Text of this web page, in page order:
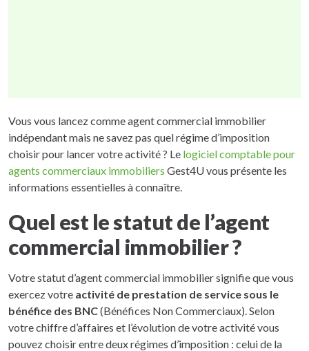
Vous vous lancez comme agent commercial immobilier
indépendant mais ne savez pas quel régime d’imposition
choisir pour lancer votre activité ? Le logiciel comptable pour
agents commerciaux immobiliers Gest4U vous présente les
informations essentielles à connaître.
Quel est le statut de l’agent
commercial immobilier ?
Votre statut d’agent commercial immobilier signifie que vous
exercez votre activité de prestation de service sous le
bénéfice des BNC(Bénéfices Non Commerciaux). Selon
votre chiffre d’affaires et l’évolution de votre activité vous
pouvez choisir entre deux régimes d’imposition : celui de la